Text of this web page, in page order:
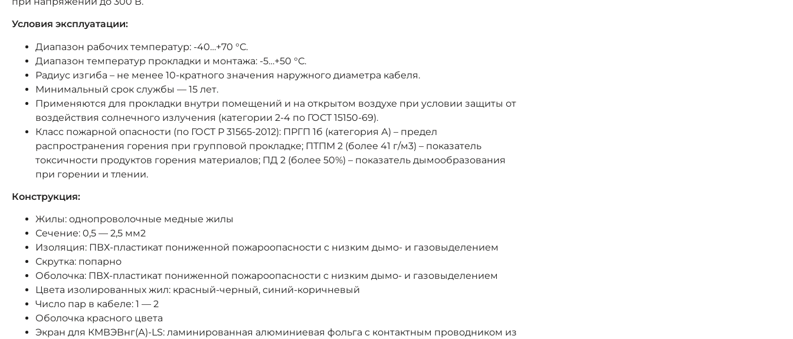
Условия эксплуатации:
Диапазон рабочих температур: -40…+70 °С.
Диапазон температур прокладки и монтажа: -5…+50 °С.
Радиус изгиба – не менее 10-кратного значения наружного диаметра кабеля.
Минимальный срок службы — 15 лет.
Применяются для прокладки внутри помещений и на открытом воздухе при условии защиты от
воздействия солнечного излучения (категории 2-4 по ГОСТ 15150-69).
Класс пожарной опасности (по ГОСТ Р 31565-2012): ПРГП 1б (категория А) – предел
распространения горения при групповой прокладке; ПТПМ 2 (более 41 г/м3) – показатель
токсичности продуктов горения материалов; ПД 2 (более 50%) – показатель дымообразования
при горении и тлении.
Конструкция:
Жилы: однопроволочные медные жилы
Сечение: 0,5 — 2,5 мм2
Изоляция: ПВХ-пластикат пониженной пожароопасности с низким дымо- и газовыделением
Скрутка: попарно
Оболочка: ПВХ-пластикат пониженной пожароопасности с низким дымо- и газовыделением
Цвета изолированных жил: красный-черный, синий-коричневый
Число пар в кабеле: 1 — 2
Оболочка красного цвета
Экран для КМВЭВнг(А)-LS: ламинированная алюминиевая фольга с контактным проводником из